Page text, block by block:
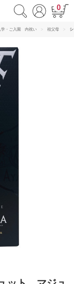
0
学・ご入園 内祝い 祖父母